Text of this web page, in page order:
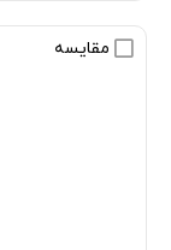
مقایسه